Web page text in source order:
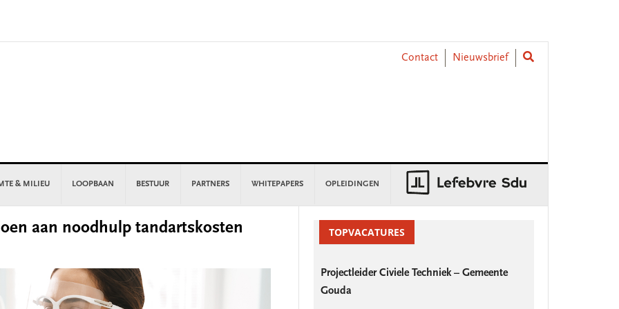
Contact
Nieuwsbrief
& MILIEU LOOPBAAN BESTUUR PARTNERS WHITEPAPERS OPLEIDINGEN
aan noodhulp tandartskosten
SidebarTOPVACATURES
Projectleider Civiele Techniek – Gemeente
Gouda